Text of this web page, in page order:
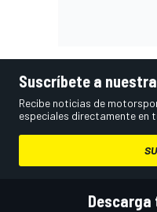
Suscríbete a
Recibe noticias de
especiales directamente en